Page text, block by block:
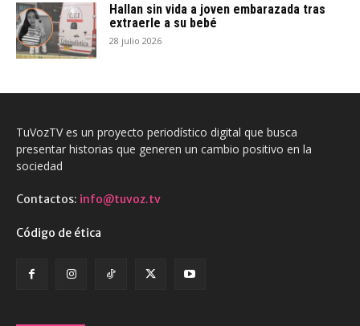
Hallan sin vida a joven embarazada tras
extraerle a su bebé
28 julio 2026
TuVozTV es un proyecto periodístico digital que busca
presentar historias que generen un cambio positivo en la
sociedad
Contactos: info@tuvoz.tv
Código de ética